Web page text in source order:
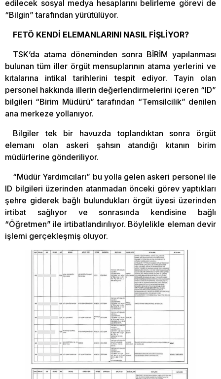
edilecek sosyal medya hesaplarını belirleme görevi de
“Bilgin” tarafından yürütülüyor.
FETÖ KENDİ ELEMANLARINI NASIL FİŞLİYOR?
TSK’da atama döneminden sonra BİRİM yapılanması
bulunan tüm iller örgüt mensuplarının atama yerlerini ve
kıtalarına intikal tarihlerini tespit ediyor. Tayin olan
personel hakkında illerin değerlendirmelerini içeren “ID”
bilgileri “Birim Müdürü” tarafından “Temsilcilik” denilen
ana merkeze yollanıyor.
Bilgiler tek bir havuzda toplandıktan sonra örgüt
elemanı olan askeri şahsın atandığı kıtanın birim
müdürlerine gönderiliyor.
“Müdür Yardımcıları” bu yolla gelen askeri personel ile
ID bilgileri üzerinden atanmadan önceki görev yaptıkları
şehre giderek bağlı bulundukları örgüt üyesi üzerinden
irtibat sağlıyor ve sonrasında kendisine bağlı
“Öğretmen” ile irtibatlandırılıyor. Böylelikle eleman devir
işlemi gerçekleşmiş oluyor.